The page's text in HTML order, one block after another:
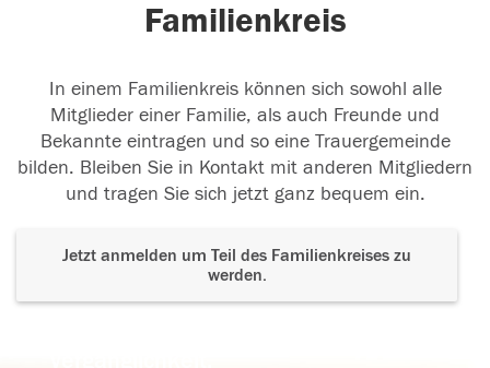
Familienkreis
In einem Familienkreis können sich sowohl alle
Mitglieder einer Familie, als auch Freunde und
Bekannte eintragen und so eine Trauergemeinde
bilden. Bleiben Sie in Kontakt mit anderen Mitgliedern
und tragen Sie sich jetzt ganz bequem ein.
Jetzt anmelden um Teil des Familienkreises zu
werden.